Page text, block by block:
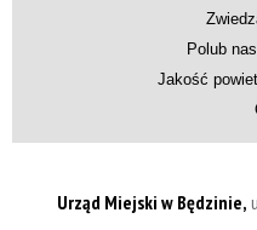
Polub
Jakość
Urząd Miejski w Będzinie,